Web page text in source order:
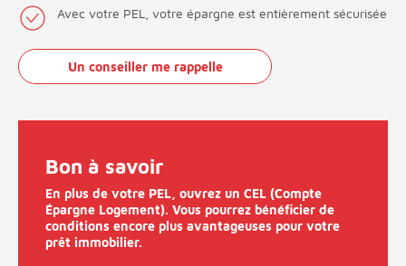
Avec votre PEL, votre épargne est entièrement sécurisée
Un conseiller me rappelle
Bon à savoir
En plus de votre PEL, ouvrez un CEL (Compte
Épargne Logement). Vous pourrez bénéficier de
conditions encore plus avantageuses pour votre
prêt immobilier.